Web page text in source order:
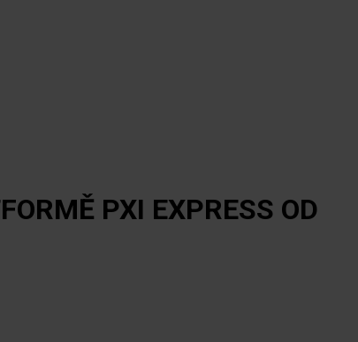
PXI EXPRESS OD